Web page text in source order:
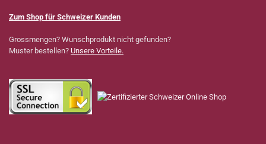
Zum Shop für Schweizer Kunden
Grossmengen? Wunschprodukt nicht gefunden?
Muster bestellen? Unsere Vorteile.